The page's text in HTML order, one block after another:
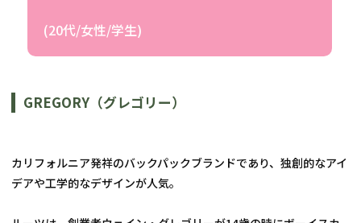
(20代/女性/学生)
GREGORY（グレゴリー）
カリフォルニア発祥のバックパックブランドであり、独創的なアイ
デアや工学的なデザインが人気。